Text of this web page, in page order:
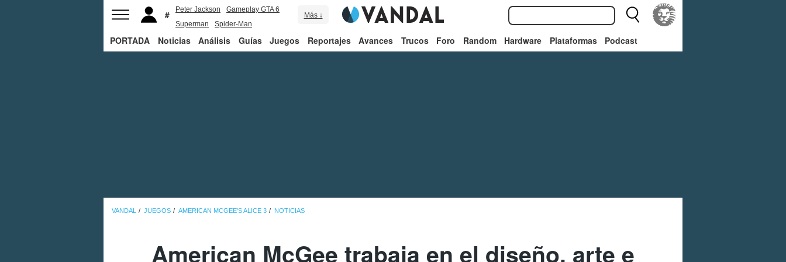
Peter Jackson
Gameplay GTA 6
Superman
Spider-Man
Más ↓
PORTADA Noticias Análisis Guías Juegos Reportajes Avances Trucos Foro Random Hardware Plataformas Podcast
VANDAL JUEGOS AMERICAN MCGEE'S ALICE 3 NOTICIAS
American McGee trabaja en el diseño, arte e